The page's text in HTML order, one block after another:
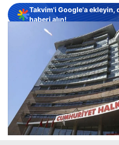
Takvim'i Google'a ekleyin,
haberi alın!